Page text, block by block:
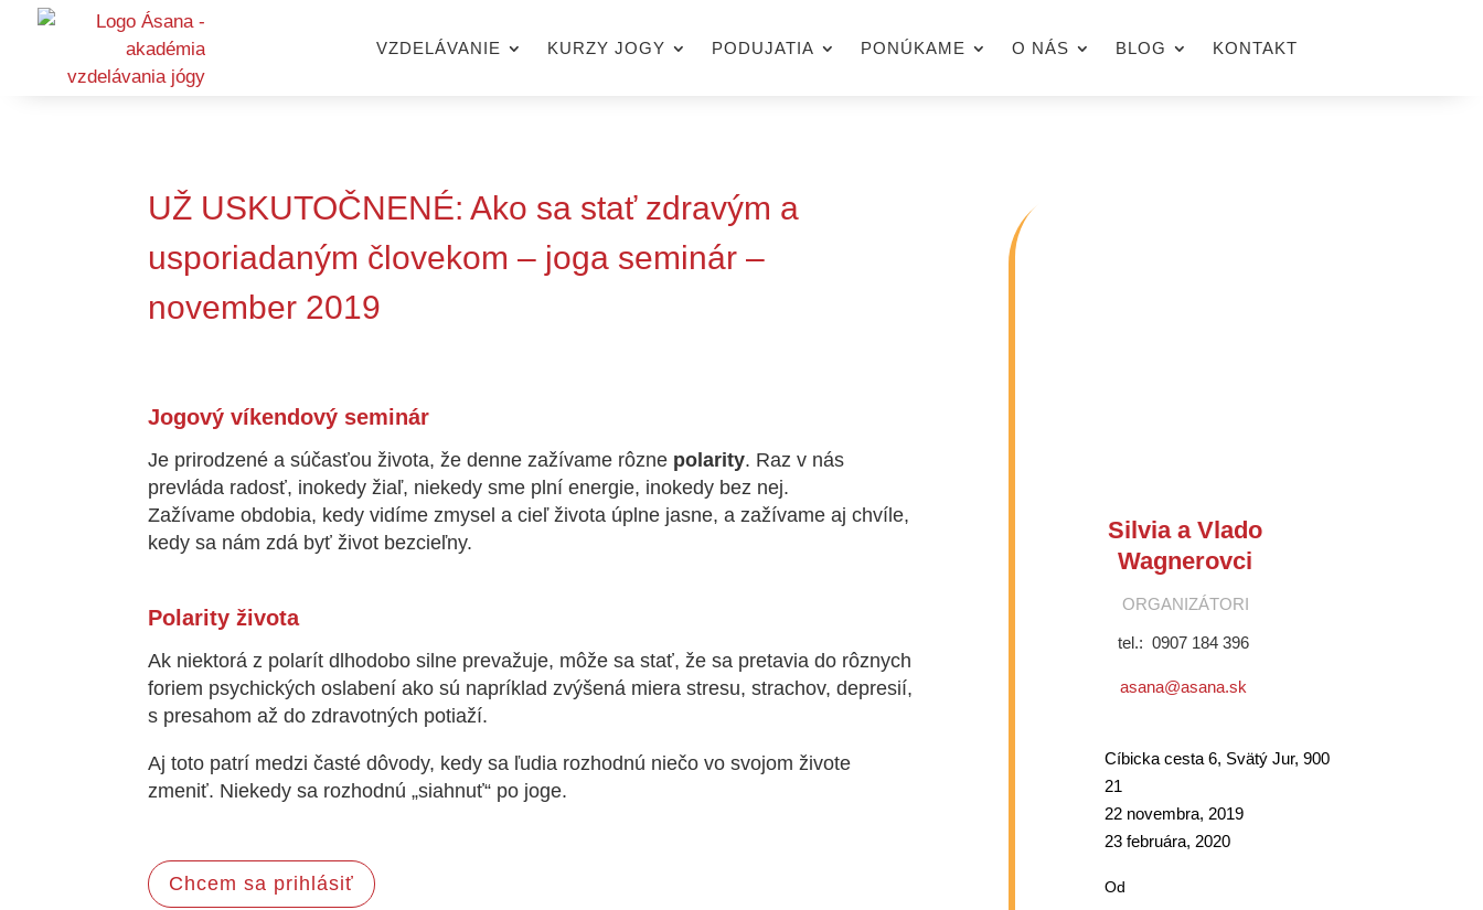
VZDELÁVANIE KURZY JOGY PODUJATIA PONÚKAME O NÁS BLOG KONTAKT
UŽ USKUTOČNENÉ: Ako sa stať zdravým a
usporiadaným človekom – joga seminár –
november 2019
Jogový víkendový seminár
Je prirodzené a súčasťou života, že denne zažívame rôzne polarity. Raz v nás
prevláda radosť, inokedy žiaľ, niekedy sme plní energie, inokedy bez nej.
Zažívame obdobia, kedy vidíme zmysel a cieľ života úplne jasne, a zažívame aj chvíle,
kedy sa nám zdá byť život bezcieľny.
Polarity života
Ak niektorá z polarít dlhodobo silne prevažuje, môže sa stať, že sa pretavia do rôznych
foriem psychických oslabení ako sú napríklad zvýšená miera stresu, strachov, depresií,
s presahom až do zdravotných potiaží.
Aj toto patrí medzi časté dôvody, kedy sa ľudia rozhodnú niečo vo svojom živote
zmeniť. Niekedy sa rozhodnú „siahnuť“ po joge.
Chcem sa prihlásiť
Silvia a Vlado
Wagnerovci
ORGANIZÁTORI
tel.: 0907 184 396
asana@asana.sk
Cíbicka cesta 6, Svätý Jur, 900
21
22 novembra, 2019
23 februára, 2020
Od